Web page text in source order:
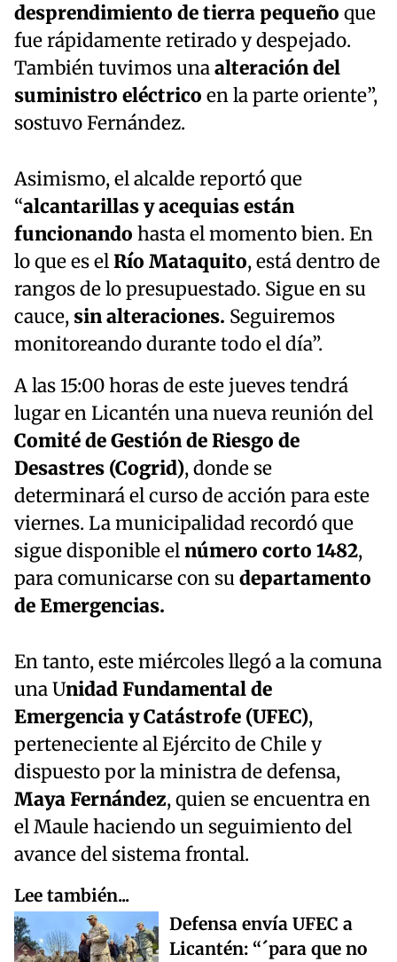
desprendimiento de tierra pequeño que
fue rápidamente retirado y despejado.
También tuvimos unaalteración del
suministro eléctrico en la parte oriente”,
sostuvo Fernández.
Asimismo, el alcalde reportó que
“alcantarillas y acequias están
funcionando hasta el momento bien. En
lo que es elRío Mataquito, está dentro de
rangos de lo presupuestado. Sigue en su
cauce, sin alteraciones. Seguiremos
monitoreando durante todo el día”.
A las 15:00 horas de este jueves tendrá
lugar en Licantén una nueva reunión del
Comité de Gestión de Riesgo de
Desastres (Cogrid), donde se
determinará el curso de acción para este
viernes. La municipalidad recordó que
sigue disponible elnúmero corto 1482,
para comunicarse con sudepartamento
de Emergencias.
En tanto, este miércoles llegó a la comuna
una Unidad Fundamental de
Emergencia y Catástrofe (UFEC),
perteneciente al Ejército de Chile y
dispuesto por la ministra de defensa,
Maya Fernández, quien se encuentra en
el Maule haciendo un seguimiento del
avance del sistema frontal.
Lee también...
Defensa envía UFEC a
Licantén: “´para que no